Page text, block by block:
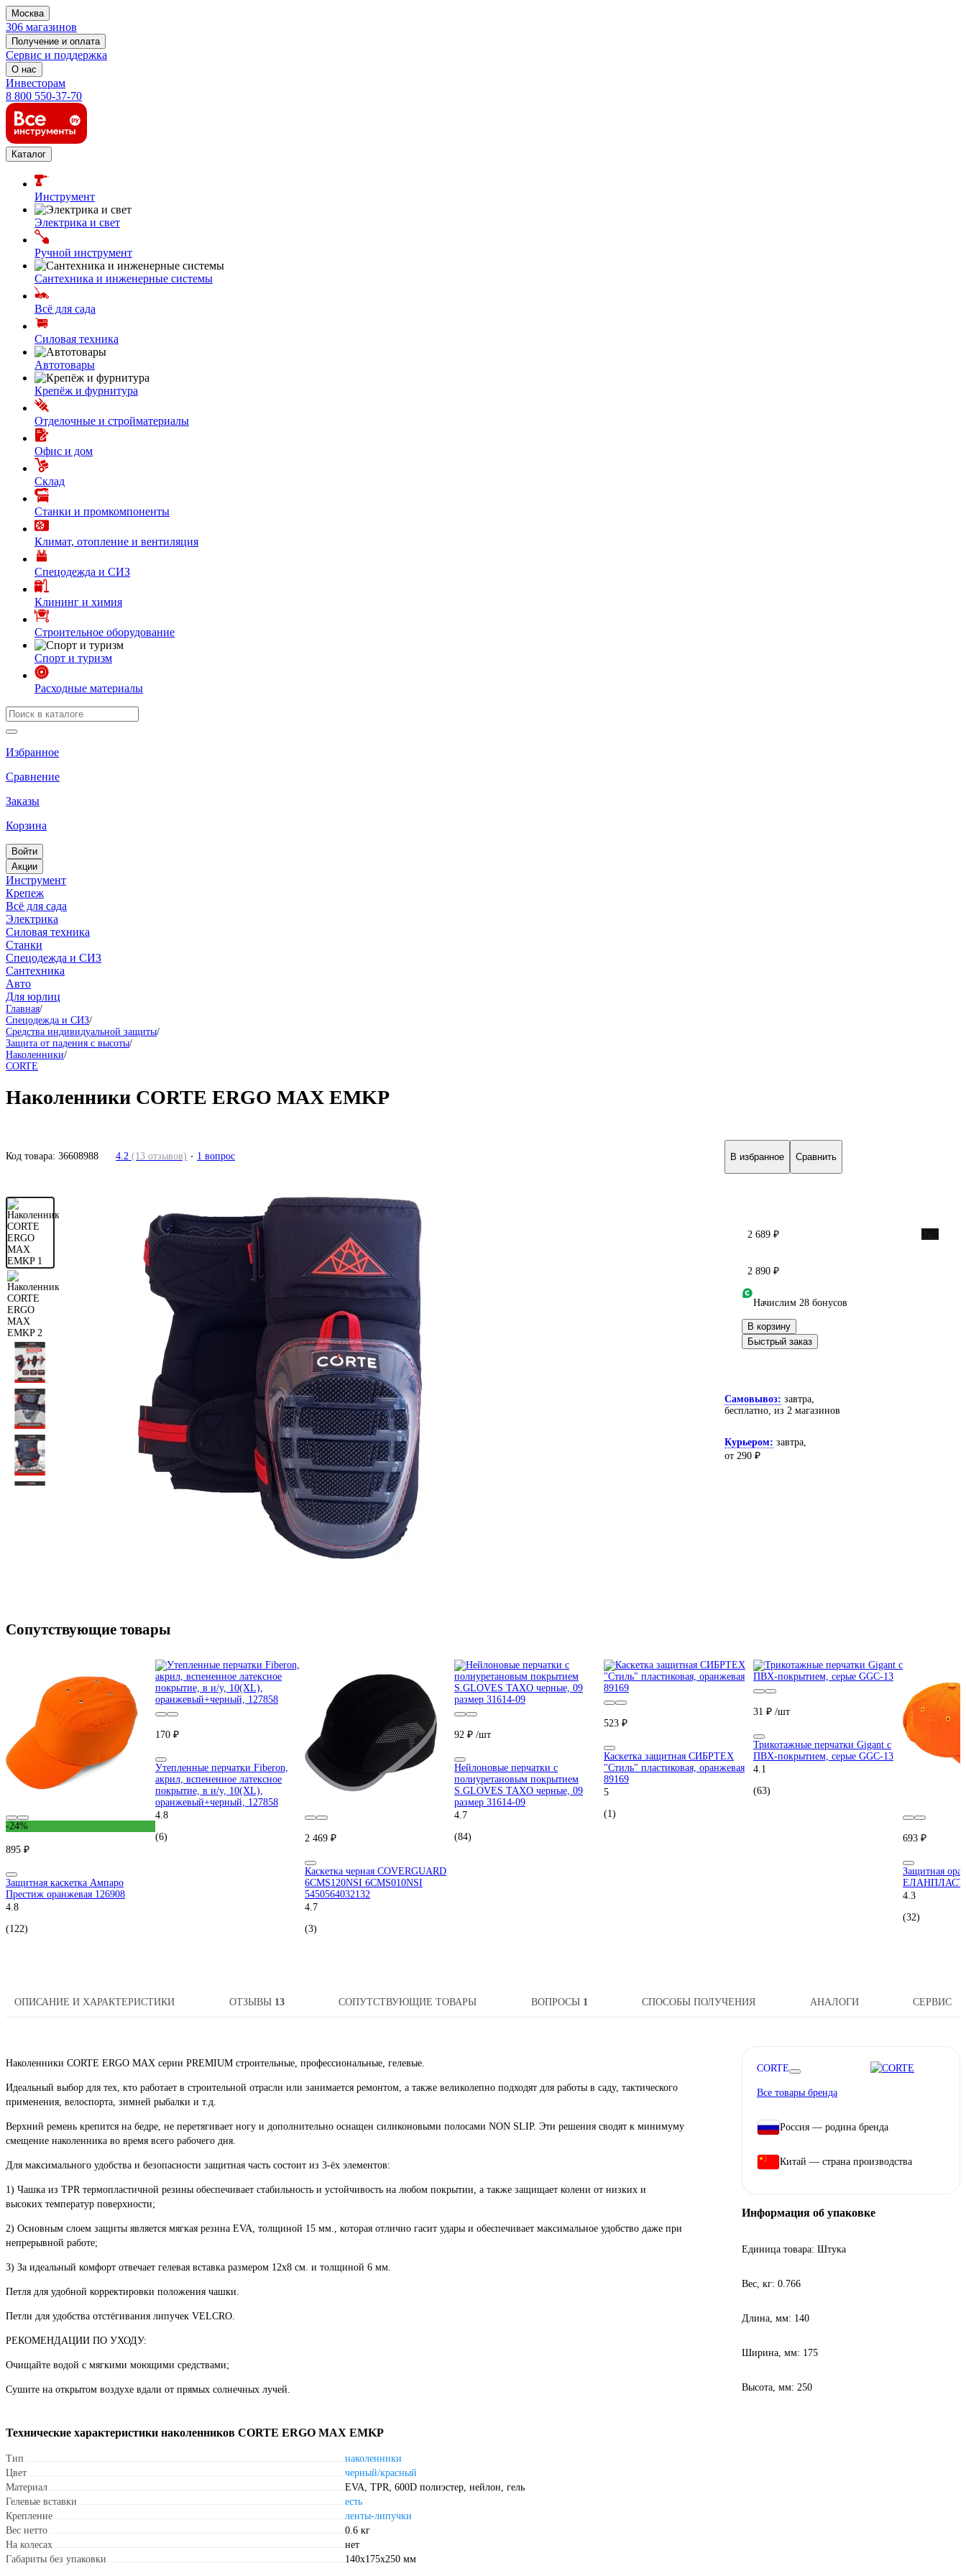
Москва
306 магазинов
Получение и оплата
Сервис и поддержка
О нас
Инвесторам
8 800 550-37-70
Каталог
Инструмент
Электрика и свет
Ручной инструмент
Сантехника и инженерные системы
Всё для сада
Силовая техника
Автотовары
Крепёж и фурнитура
Отделочные и стройматериалы
Офис и дом
Склад
Станки и промкомпоненты
Климат, отопление и вентиляция
Спецодежда и СИЗ
Клининг и химия
Строительное оборудование
Спорт и туризм
Расходные материалы
Избранное
Сравнение
Заказы
Корзина
Войти
Акции
Инструмент
Крепеж
Всё для сада
Электрика
Силовая техника
Станки
Спецодежда и СИЗ
Сантехника
Авто
Для юрлиц
Главная/
Спецодежда и СИЗ/
Средства индивидуальной защиты/
Защита от падения с высоты/
Наколенники/
CORTE
Наколенники CORTE ERGO MAX EMKP
Код товара: 36608988 4.2 (13 отзывов) 1 вопрос В избранное Сравнить
2 689 ₽
2 890 ₽
Начислим 28 бонусов
В корзину
Быстрый заказ
Самовывоз: завтра,
бесплатно, из 2 магазинов
Курьером: завтра,
от 290 ₽
Сопутствующие товары
-24%
895 ₽
Защитная каскетка Ампаро
Престиж оранжевая 126908
4.8
(122)
170 ₽
Утепленные перчатки Fiberon,
акрил, вспененное латексное
покрытие, в и/у, 10(XL),
оранжевый+черный, 127858
4.8
(6)
2 469 ₽
Каскетка черная COVERGUARD
6CMS120NSI 6CMS010NSI
5450564032132
4.7
(3)
92 ₽ /шт
Нейлоновые перчатки с
полиуретановым покрытием
S.GLOVES TAXO черные, 09
размер 31614-09
4.7
(84)
523 ₽
Каскетка защитная СИБРТЕХ
"Стиль" пластиковая, оранжевая
89169
5
(1)
31 ₽ /шт
Трикотажные перчатки Gigant с
ПВХ-покрытием, серые GGC-13
4.1
(63)
693 ₽
Защитная
ЕЛАНПЛАСТ
4.3
(32)
ОПИСАНИЕ И ХАРАКТЕРИСТИКИ ОТЗЫВЫ 13 СОПУТСТВУЮЩИЕ ТОВАРЫ ВОПРОСЫ 1 СПОСОБЫ ПОЛУЧЕНИЯ АНАЛОГИ СЕРВИС
Наколенники CORTE ERGO MAX серии PREMIUM строительные, профессиональные, гелевые.
Идеальный выбор для тех, кто работает в строительной отрасли или занимается ремонтом, а также великолепно подходят для работы в саду, тактического
применения, велоспорта, зимней рыбалки и т.д.
Верхний ремень крепится на бедре, не перетягивает ногу и дополнительно оснащен силиконовыми полосами NON SLIP. Эти решения сводят к минимуму
смещение наколенника во время всего рабочего дня.
Для максимального удобства и безопасности защитная часть состоит из 3-ёх элементов:
1) Чашка из TPR термопластичной резины обеспечивает стабильность и устойчивость на любом покрытии, а также защищает колени от низких и
высоких температур поверхности;
2) Основным слоем защиты является мягкая резина EVA, толщиной 15 мм., которая отлично гасит удары и обеспечивает максимальное удобство даже при
непрерывной работе;
3) За идеальный комфорт отвечает гелевая вставка размером 12х8 см. и толщиной 6 мм.
Петля для удобной корректировки положения чашки.
Петли для удобства отстёгивания липучек VELCRO.
РЕКОМЕНДАЦИИ ПО УХОДУ:
Очищайте водой с мягкими моющими средствами;
Сушите на открытом воздухе вдали от прямых солнечных лучей.
Технические характеристики наколенников CORTE ERGO MAX EMKP
Тип
наколенники
Цвет
черный/красный
Материал
EVA, TPR, 600D полиэстер, нейлон, гель
Гелевые вставки
есть
Крепление
ленты-липучки
Вес нетто
0.6 кг
На колесах
нет
Габариты без упаковки
140x175x250 мм
CORTE
Все товары бренда
Россия — родина бренда
Китай — страна производства
Информация об упаковке
Единица товара: Штука
Вес, кг: 0.766
Длина, мм: 140
Ширина, мм: 175
Высота, мм: 250